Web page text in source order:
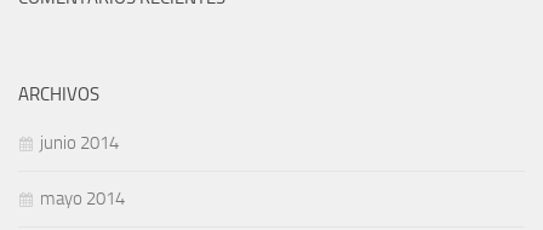
ARCHIVOS
junio 2014
mayo 2014